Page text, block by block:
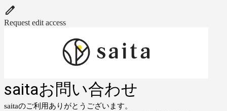
Request edit access
saitaお問い合わせ
saitaのご利用ありがとうございます。